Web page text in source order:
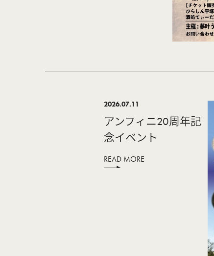
2026.07.11
アンフィニ20周年記
念イベント
READ MORE